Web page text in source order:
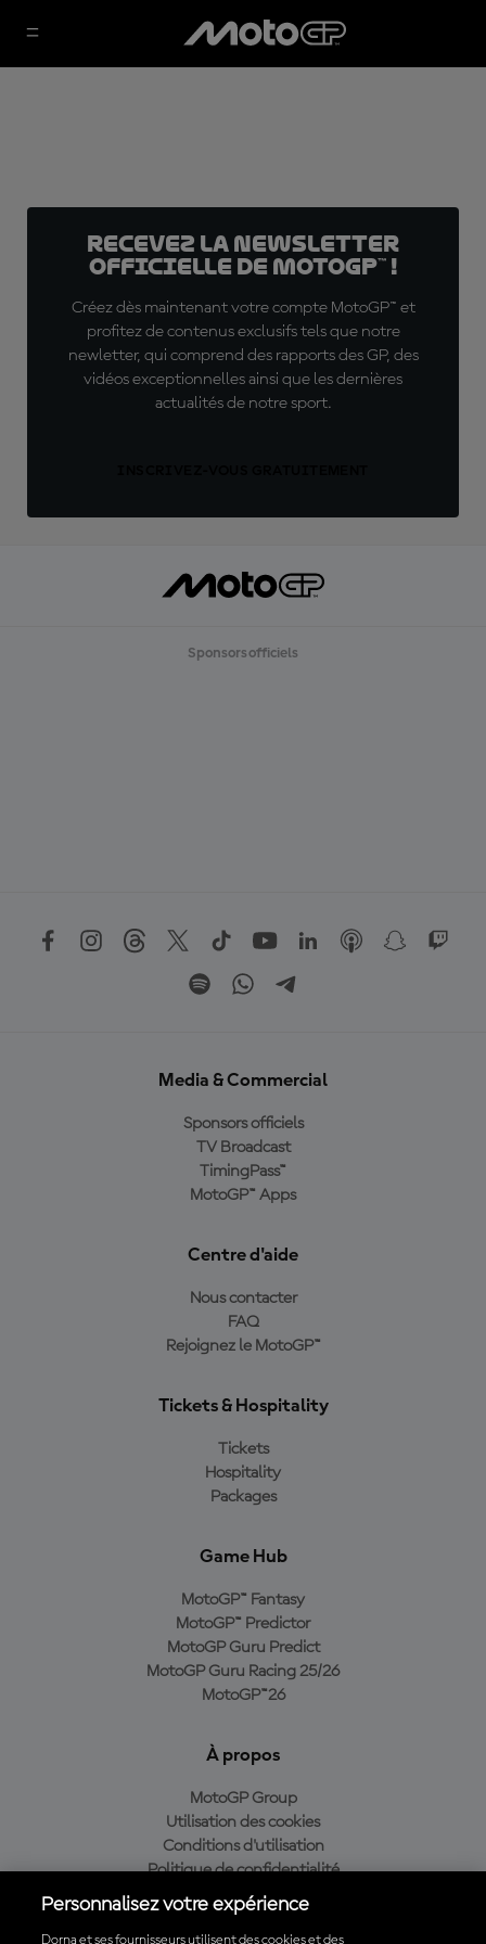
Recevez la Newsletter
officielle de MotoGP™ !
Créez dès maintenant votre compte MotoGP™ et
profitez de contenus exclusifs tels que notre
newletter, qui comprend des rapports des GP, des
vidéos exceptionnelles ainsi que les dernières
actualités de notre sport.
Sponsors officiels
Media & Commercial
Sponsors officiels
TV Broadcast
TimingPass™
MotoGP™ Apps
Centre d'aide
Nous contacter
FAQ
Rejoignez le MotoGP™
Tickets & Hospitality
Tickets
Hospitality
Packages
Game Hub
MotoGP™ Fantasy
MotoGP™ Predictor
MotoGP Guru Predict
MotoGP Guru Racing 25/26
MotoGP™26
À propos
MotoGP Group
Utilisation des cookies
Conditions d'utilisation
Politique de confidentialité
Politique d’achat
Personnalisez votre expérience
Dorna et ses fournisseurs utilisent des cookies et des